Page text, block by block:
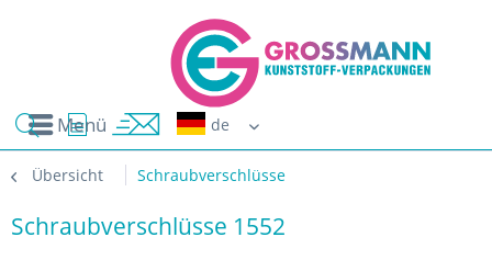
Menü
Übersicht Schraubverschlüsse
Schraubverschlüsse 1552